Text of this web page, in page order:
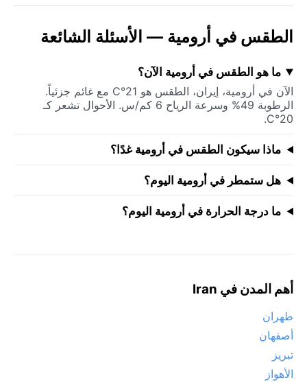
الطقس في أرومية — الأسئلة الشائعة
ما هو الطقس في أرومية الآن؟
الآن في أرومية، إيران، الطقس هو 21°C مع غائم جزئياً.
الرطوبة 49% وسرعة الرياح 6 كم/س. الأحوال تشعر كـ
20°C.
ماذا سيكون الطقس في أرومية غدًا؟
هل ستمطر في أرومية اليوم؟
ما درجة الحرارة في أرومية اليوم؟
أهم المدن في Iran
طهران
أصفهان
تبريز
الأهواز